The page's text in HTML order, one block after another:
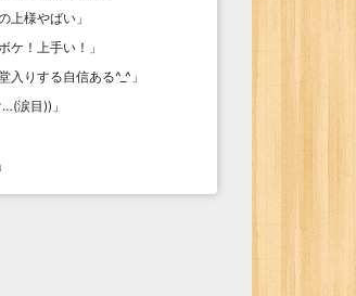
上様やばい 」
ケ！上手い！ 」
入りする自信ある^_^ 」
…(涙目)) 」
」